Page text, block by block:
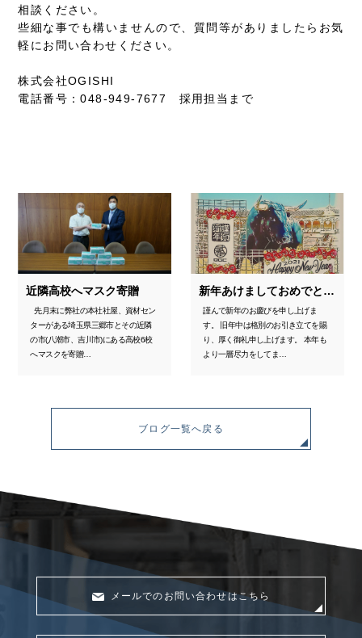
相談ください。
些細な事でも構いませんので、質問等がありましたらお気
軽にお問い合わせください。
株式会社OGISHI
電話番号：048-949-7677 採用担当まで
近隣高校へマスク寄贈
先月末に弊社の本社社屋、資材セン
ターがある埼玉県三郷市とその近隣
の市(八潮市、吉川市)にある高校6校
へマスクを寄贈…
新年あけましておめでとうございます。
謹んで新年のお慶びを申し上げま
す。 旧年中は格別のお引き立てを賜
り、厚く御礼申し上げます。 本年も
より一層尽力をしてま…
ブログ一覧へ戻る
メールでのお問い合わせはこちら